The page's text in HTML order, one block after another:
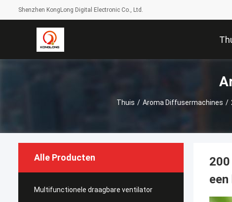
Shenzhen KongLong Digital Electronic Co., Ltd.
Thuis / Aroma Diffusermachines /
Alle Producten
Multifunctionele draagbare ventilator